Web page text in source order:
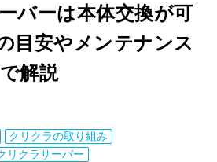
バーは本体交換が可
目安やメンテナンス
解説
クリクラの取り組み
リクラサーバー